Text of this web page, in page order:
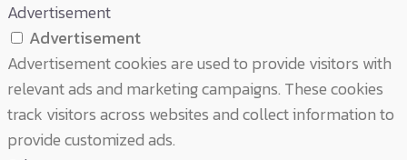
Advertisement
Advertisement
Advertisement cookies are used to provide visitors with
relevant ads and marketing campaigns. These cookies
track visitors across websites and collect information to
provide customized ads.